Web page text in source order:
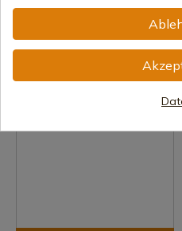
FUNKTIONIERT | Der Herr der
Ringe